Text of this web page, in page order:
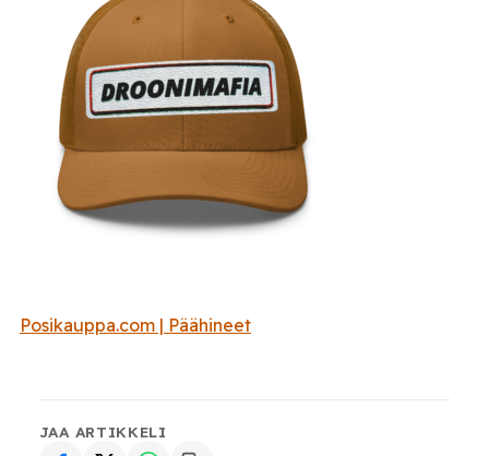
Posikauppa.com | Päähineet
JAA ARTIKKELI